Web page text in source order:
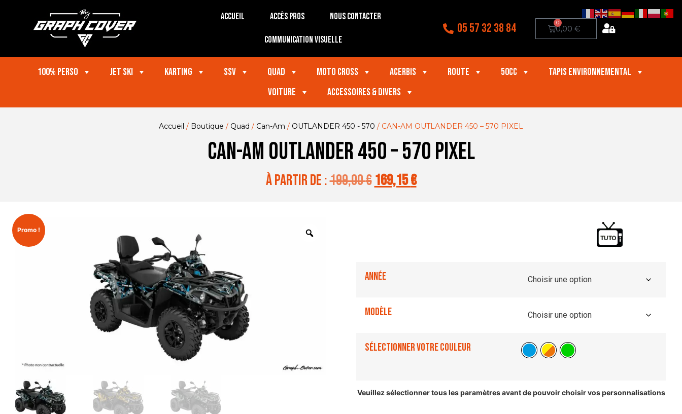
Accueil Accès Pros Nous contacter
Communication visuelle
05 57 32 38 84 0,00 €
0
100% perso Jet ski Karting SSV Quad Moto Cross Acerbis Route 50cc
Tapis Environnemental
VOITURE
Accessoires & divers
Accueil / Boutique / Quad / Can-Am / OUTLANDER 450 - 570 / CAN-AM OUTLANDER 450 – 570 PIXEL
CAN-AM OUTLANDER 450 – 570 PIXEL
à partir de :199,00€ 169,15€
Promo !
Année
Modèle
Sélectionner votre couleur
Veuillez sélectionner tous les paramètres avant de pouvoir choisir vos personnalisations